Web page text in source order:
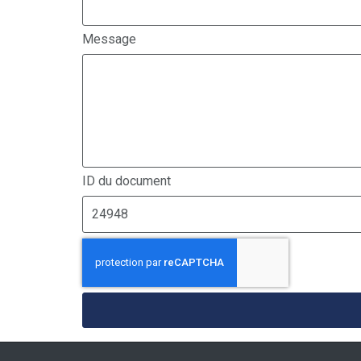
Message
ID du document